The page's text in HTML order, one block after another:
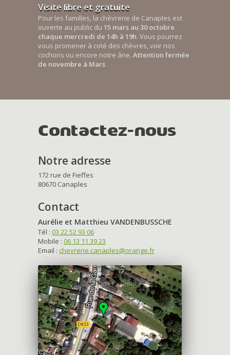
Visite libre et gratuite
Pour les familles, la chèvrerie de Canaples est
ouverte au public du 15 mars au 30 octobre
chaque mercredi de 14h à 19h. Vous pourrez
vous promener à coté des chèvres, voir nos
cochons ou encore notre âne. Attention fermée
de novembre à Mars
Contactez-nous
Notre adresse
172 rue de Fieffes
80670 Canaples
Contact
Aurélie et Matthieu VANDENBUSSCHE
Tél : 03 22 52 93 06
Mobile : 06 13 11 39 23
Email : chevrerie.canaples@orange.fr